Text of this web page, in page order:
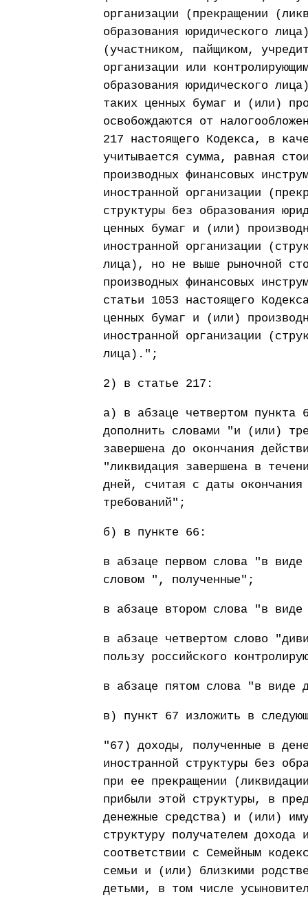
организации (прекращении
образования юридического
(участником, пайщиком,
организации или
образования юридического
таких ценных бумаг и (или)
освобождаются от
217 настоящего Кодекса, в
учитывается сумма, равная
производных финансовых
иностранной организации
структуры без образования
ценных бумаг и (или)
иностранной организации
лица), но не выше рыночной
производных финансовых
статьи 1053 настоящего
ценных бумаг и (или)
иностранной организации
лица).";
2) в статье 217:
а) в абзаце четвертом пункта
дополнить словами "и (или)
завершена до окончания
"ликвидация завершена в
дней, считая с даты окончания
требований";
б) в пункте 66:
в абзаце первом слова "в виде
словом ", полученные";
в абзаце втором слова "в виде
в абзаце четвертом слово
пользу российского
в абзаце пятом слова "в виде
в) пункт 67 изложить в
"67) доходы, полученные в
иностранной структуры без
при ее прекращении
прибыли этой структуры, в
денежные средства) и (или)
структуру получателем
соответствии с Семейным
семьи и (или) близкими
детьми, в том числе